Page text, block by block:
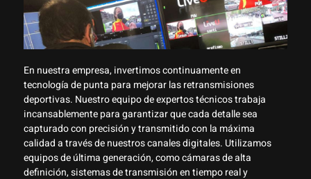
En nuestra empresa, invertimos continuamente en
tecnología de punta para mejorar las retransmisiones
deportivas. Nuestro equipo de expertos técnicos trabaja
incansablemente para garantizar que cada detalle sea
capturado con precisión y transmitido con la máxima
calidad a través de nuestros canales digitales. Utilizamos
equipos de última generación, como cámaras de alta
definición, sistemas de transmisión en tiempo real y